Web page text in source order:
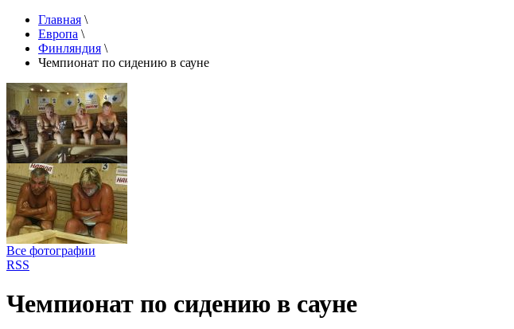
Главная \
Европа \
Финляндия \
Чемпионат по сидению в сауне
Все фотографии
RSS
Чемпионат по сидению в сауне